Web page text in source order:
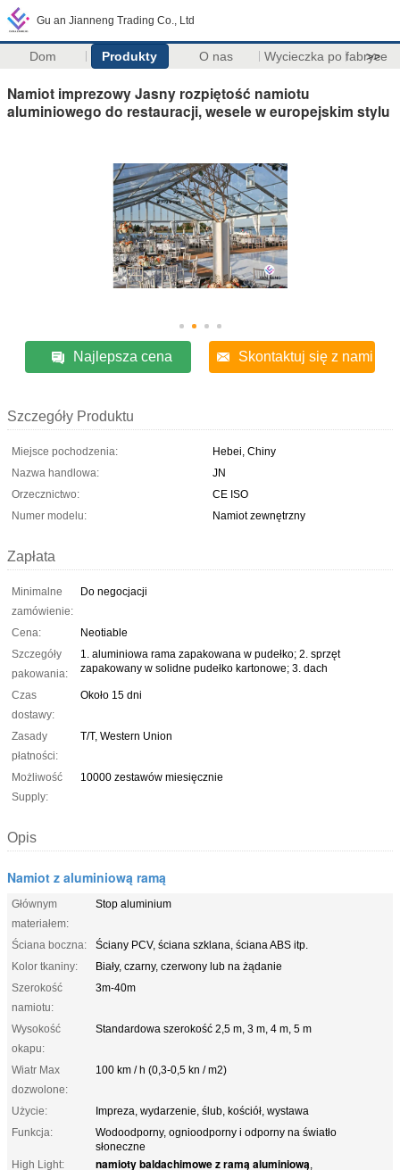
Gu an Jianneng Trading Co., Ltd
Dom Produkty O nas Wycieczka po fabryce
>>
Namiot imprezowy Jasny rozpiętość namiotu
aluminiowego do restauracji, wesele w europejskim stylu
Najlepsza cena Skontaktuj się z nami
Szczegóły Produktu
Miejsce pochodzenia:
Hebei, Chiny
Nazwa handlowa:
JN
Orzecznictwo:
CE ISO
Numer modelu:
Namiot zewnętrzny
Zapłata
Minimalne
zamówienie:
Do negocjacji
Cena:
Neotiable
Szczegóły
pakowania:
1. aluminiowa rama zapakowana w pudełko; 2. sprzęt
zapakowany w solidne pudełko kartonowe; 3. dach
Czas
dostawy:
Około 15 dni
Zasady
płatności:
T/T, Western Union
Możliwość
Supply:
10000 zestawów miesięcznie
Opis
Namiot z aluminiową ramą
Głównym
materiałem:
Stop aluminium
Ściana boczna:
Ściany PCV, ściana szklana, ściana ABS itp.
Kolor tkaniny:
Biały, czarny, czerwony lub na żądanie
Szerokość
namiotu:
3m-40m
Wysokość
okapu:
Standardowa szerokość 2,5 m, 3 m, 4 m, 5 m
Wiatr Max
dozwolone:
100 km / h (0,3-0,5 kn / m2)
Użycie:
Impreza, wydarzenie, ślub, kościół, wystawa
Funkcja:
Wodoodporny, ognioodporny i odporny na światło
słoneczne
High Light:
namioty baldachimowe z ramą aluminiową,